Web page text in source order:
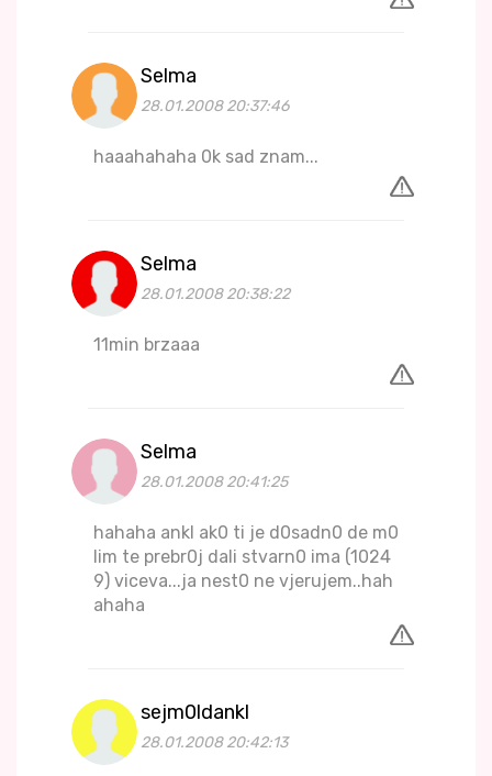
Selma
28.01.2008 20:37:46
haaahahaha 0k sad znam...
Selma
28.01.2008 20:38:22
11min brzaaa
Selma
28.01.2008 20:41:25
hahaha ankl ak0 ti je d0sadn0 de m0
lim te prebr0j dali stvarn0 ima (1024
9) viceva...ja nest0 ne vjerujem..hah
ahaha
sejm0ldankl
28.01.2008 20:42:13